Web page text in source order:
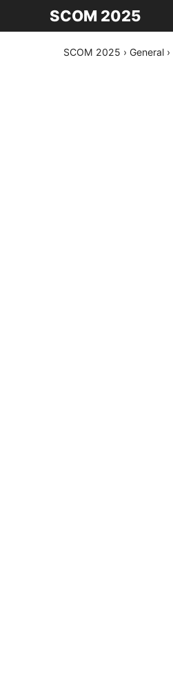
SCOM 2025
SCOM 2025 › General ›